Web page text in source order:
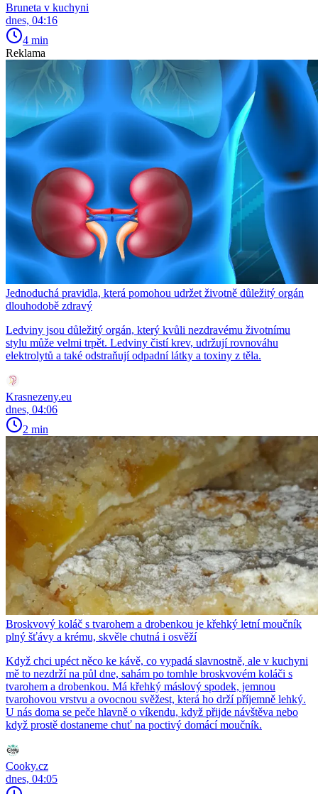
Bruneta v kuchyni
dnes, 04:16
4 min
Reklama
Jednoduchá pravidla, která pomohou udržet životně důležitý orgán
dlouhodobě zdravý
Ledviny jsou důležitý orgán, který kvůli nezdravému životnímu
stylu může velmi trpět. Ledviny čistí krev, udržují rovnováhu
elektrolytů a také odstraňují odpadní látky a toxiny z těla.
Krasnezeny.eu
dnes, 04:06
2 min
Broskvový koláč s tvarohem a drobenkou je křehký letní moučník
plný šťávy a krému, skvěle chutná i osvěží
Když chci upéct něco ke kávě, co vypadá slavnostně, ale v kuchyni
mě to nezdrží na půl dne, sahám po tomhle broskvovém koláči s
tvarohem a drobenkou. Má křehký máslový spodek, jemnou
tvarohovou vrstvu a ovocnou svěžest, která ho drží příjemně lehký.
U nás doma se peče hlavně o víkendu, když přijde návštěva nebo
když prostě dostaneme chuť na poctivý domácí moučník.
Cooky.cz
dnes, 04:05